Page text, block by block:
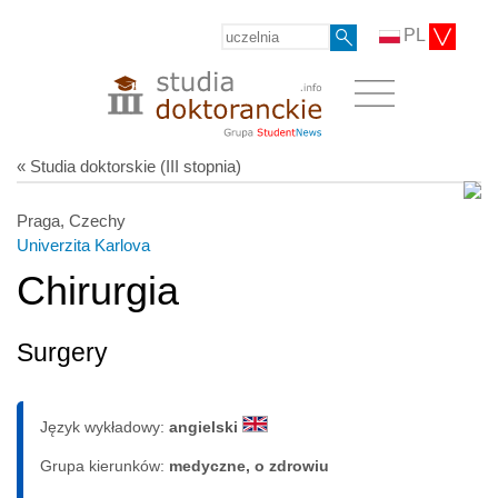
PL
« Studia doktorskie (III stopnia)
Praga, Czechy
Univerzita Karlova
Chirurgia
Surgery
Język wykładowy: angielski
Grupa kierunków: medyczne, o zdrowiu